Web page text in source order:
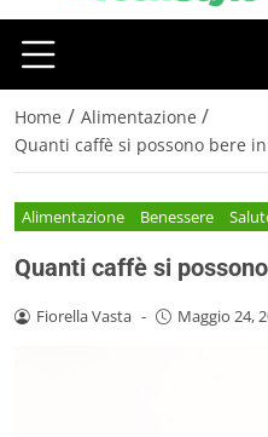
Home / Alimentazione /
Quanti caffè si possono bere
Alimentazione Benessere
Quanti caffè si
Fiorella Vasta - Maggio 24,